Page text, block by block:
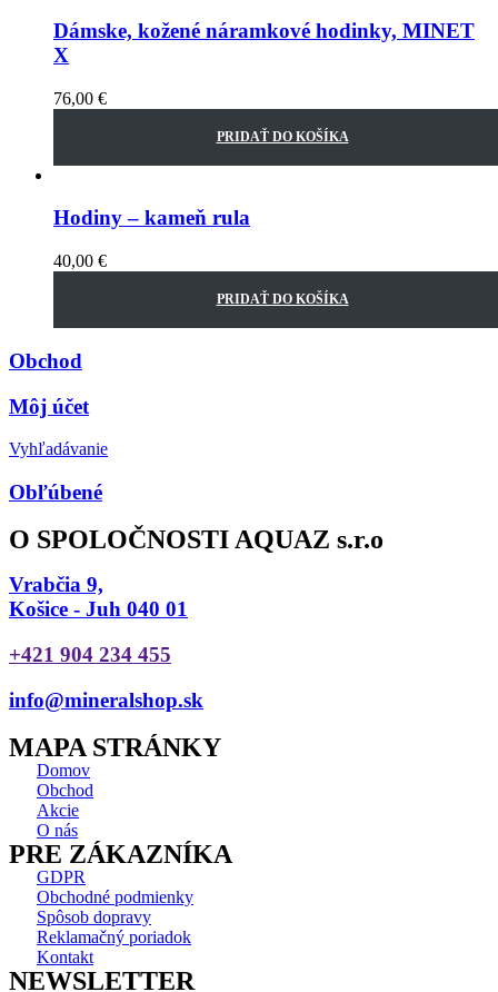
Dámske, kožené náramkové hodinky, MINET
X
76,00 €
PRIDAŤ DO KOŠÍKA
Hodiny – kameň rula
40,00 €
PRIDAŤ DO KOŠÍKA
Obchod
Môj účet
Vyhľadávanie
Obľúbené
O SPOLOČNOSTI AQUAZ s.r.o
Vrabčia 9,
Košice - Juh 040 01
+421 904 234 455
info@mineralshop.sk
MAPA STRÁNKY
Domov
Obchod
Akcie
O nás
PRE ZÁKAZNÍKA
GDPR
Obchodné podmienky
Spôsob dopravy
Reklamačný poriadok
Kontakt
NEWSLETTER